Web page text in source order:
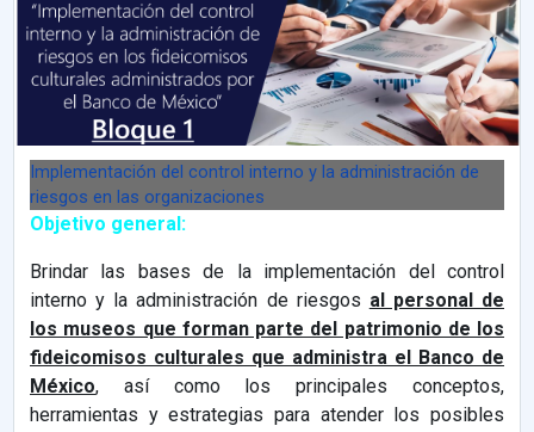
Implementación del control interno y la administración de
riesgos en las organizaciones
Objetivo general:
Brindar las bases de la implementación del control
interno y la administración de riesgos al personal de
los museos que forman parte del patrimonio de los
fideicomisos culturales que administra el Banco de
México, así como los principales conceptos,
herramientas y estrategias para atender los posibles